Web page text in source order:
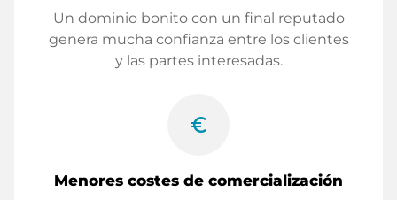
Un dominio bonito con un final reputado
genera mucha confianza entre los clientes
y las partes interesadas.
euro_symbol
Menores costes de comercialización